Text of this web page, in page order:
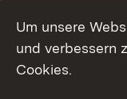
Mastodon
Messenger
Um unsere
und verbessern
Cookies.